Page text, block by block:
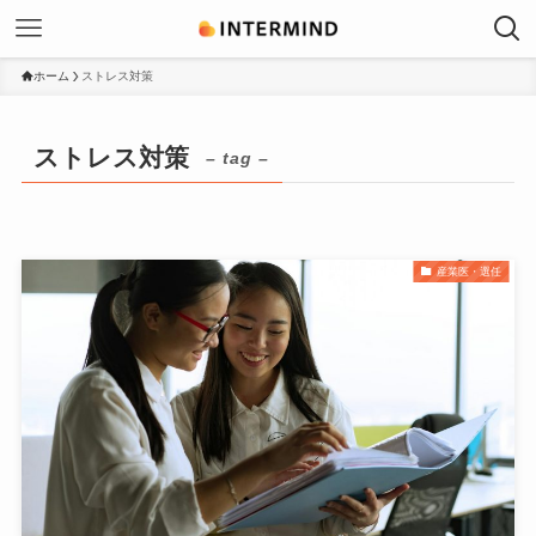
ホーム ストレス対策
ストレス対策 – tag –
産業医・選任